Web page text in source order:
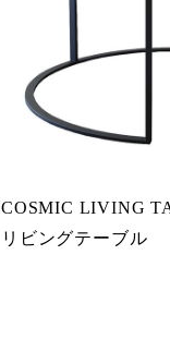
COSMIC LIVING
リビングテーブル